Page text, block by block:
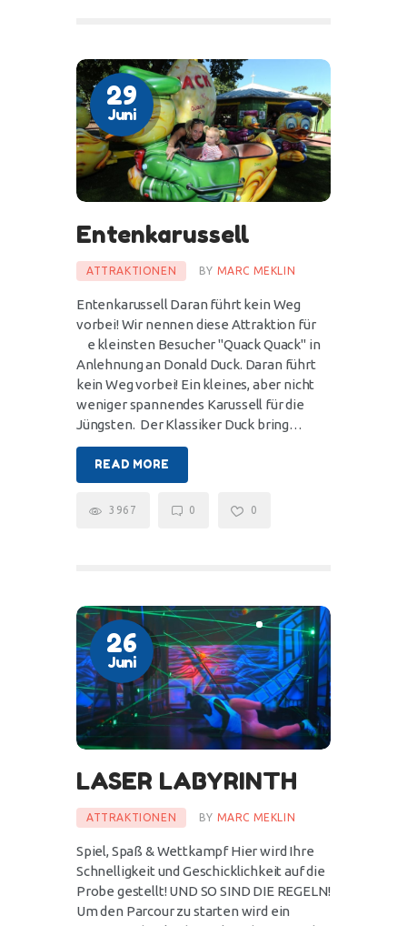
29
Juni
Entenkarussell
ATTRAKTIONEN BY MARC MEKLIN
Entenkarussell Daran führt kein Weg
vorbei! Wir nennen diese Attraktion für
die kleinsten Besucher "Quack Quack" in
Anlehnung an Donald Duck. Daran führt
kein Weg vorbei! Ein kleines, aber nicht
weniger spannendes Karussell für die
Jüngsten. Der Klassiker Duck bring…
READ MORE
3967 0 0
26
Juni
LASER LABYRINTH
ATTRAKTIONEN BY MARC MEKLIN
Spiel, Spaß & Wettkampf Hier wird Ihre
Schnelligkeit und Geschicklichkeit auf die
Probe gestellt! UND SO SIND DIE REGELN!
Um den Parcour zu starten wird ein